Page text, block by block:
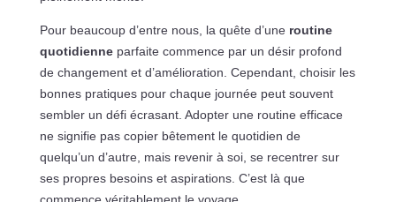
Pour beaucoup d’entre nous, la quête d’une routine
quotidienneparfaite commence par un désir profond
de changement et d’amélioration. Cependant, choisir les
bonnes pratiques pour chaque journée peut souvent
sembler un défi écrasant. Adopter une routine efficace
ne signifie pas copier bêtement le quotidien de
quelqu’un d’autre, mais revenir à soi, se recentrer sur
ses propres besoins et aspirations. C’est là que
commence véritablement le voyage.